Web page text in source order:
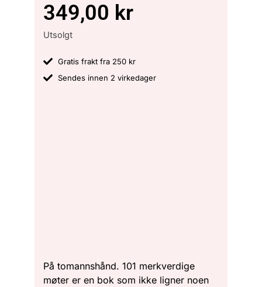
349,00 kr
Utsolgt
Gratis frakt fra 250 kr
Sendes innen 2 virkedager
På tomannshånd. 101 merkverdige
møter er en bok som ikke ligner noen